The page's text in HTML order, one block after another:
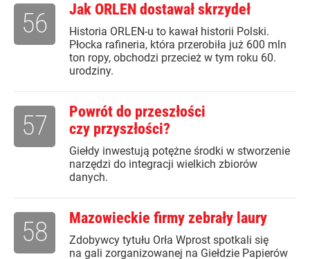
Jak ORLEN dostawał skrzydeł
Historia ORLEN-u to kawał historii Polski.
Płocka rafineria, która przerobiła już 600 mln
ton ropy, obchodzi przecież w tym roku 60.
urodziny.
56
Powrót do przeszłości
czy przyszłości?
Giełdy inwestują potężne środki w stworzenie
narzędzi do integracji wielkich zbiorów
danych.
57
Mazowieckie firmy zebrały laury
Zdobywcy tytułu Orła Wprost spotkali się
na gali zorganizowanej na Giełdzie Papierów
58